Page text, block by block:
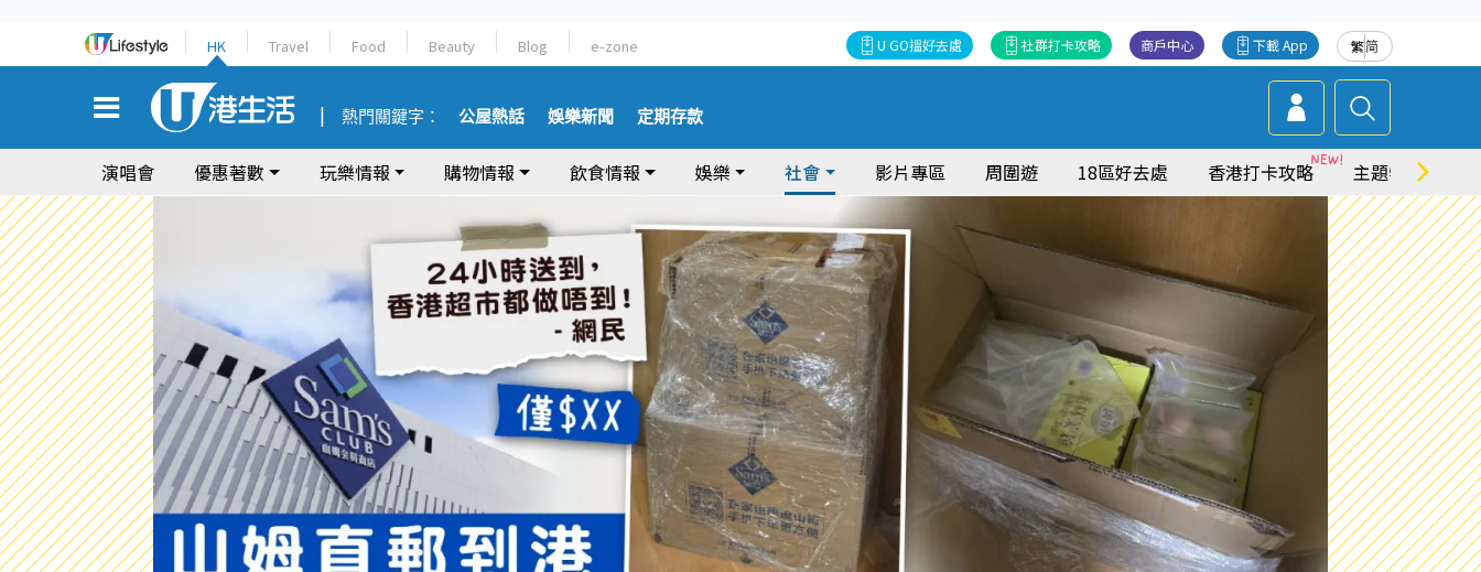
HK Travel Food Beauty Blog e-zone 繁简
下載 App
商戶中心
社群打卡攻略
U GO搵好去處
熱門關鍵字： 公屋熱話 娛樂新聞 定期存款
演唱會 優惠著數 玩樂情報 購物情報 飲食情報 娛樂 社會 影片專區 周圍遊 18區好去處 香港打卡攻略 主題特集